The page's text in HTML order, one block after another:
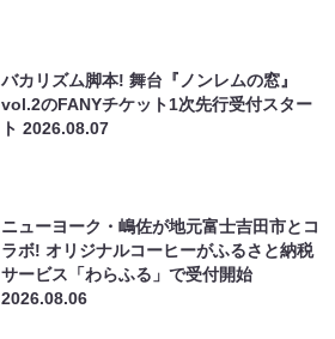
バカリズム脚本! 舞台『ノンレムの窓』
vol.2のFANYチケット1次先行受付スター
ト2026.08.07
ニューヨーク・嶋佐が地元富士吉田市とコ
ラボ! オリジナルコーヒーがふるさと納税
サービス「わらふる」で受付開始
2026.08.06